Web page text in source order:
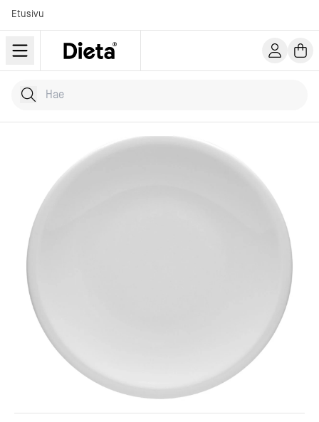
Etusivu
Hae tuotteita
Kirjoita hakusana...